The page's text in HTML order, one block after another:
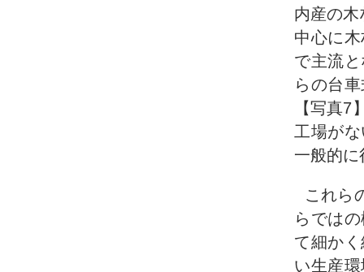
内産の
中心に
で主流
らの台
【写真
工場が
一般的
これら
らでは
て細か
い生産